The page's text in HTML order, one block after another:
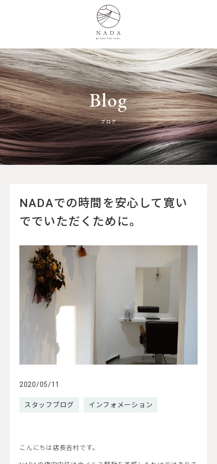
Blog
ブログ
NADAでの時間を安心して寛い
ででいただくために。
2020/05/11
スタッフブログ インフォメーション
こんにちは店長吉村です。